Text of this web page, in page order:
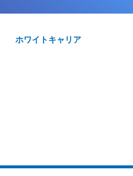
ホワイトキャリア